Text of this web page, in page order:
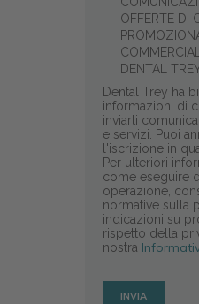
OFFERTE DI
DENTAL
Dental Trey ha
informazioni di
inviarti
e servizi. Puoi
l'iscrizione in
Per ulteriori
come eseguire
operazione,
normative sulla
indicazioni su
rispetto della
nostra